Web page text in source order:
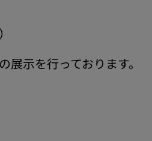
）
示を行っております。